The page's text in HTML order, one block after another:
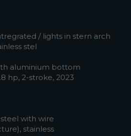
/ lights in stern arch
stel
aluminium bottom
hp, 2-stroke, 2023
steel with wire
stainless